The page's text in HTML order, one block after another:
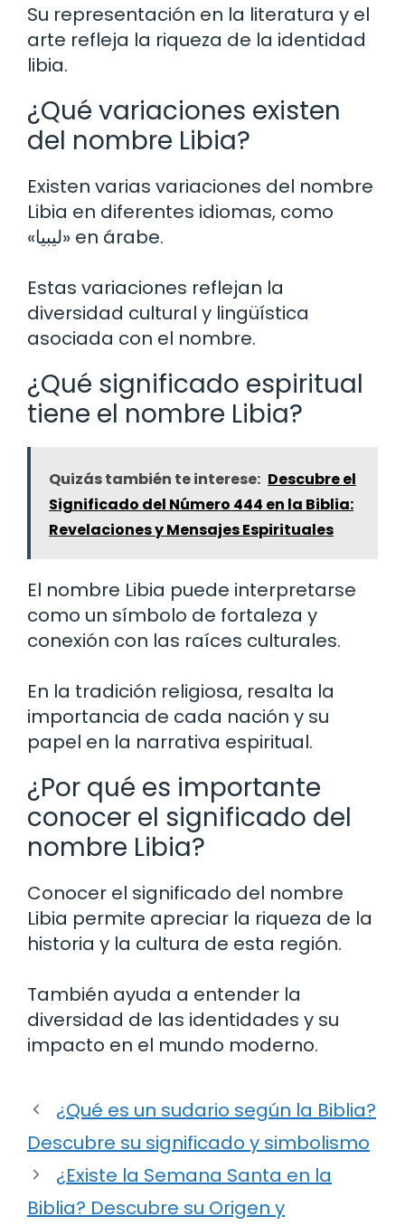
Su representación en la literatura y el
arte refleja la riqueza de la identidad
libia.
¿Qué variaciones existen
del nombre Libia?
Existen varias variaciones del nombre
Libia en diferentes idiomas, como
«ليبيا» en árabe.
Estas variaciones reflejan la
diversidad cultural y lingüística
asociada con el nombre.
¿Qué significado espiritual
tiene el nombre Libia?
Quizás también te interese: Descubre el
Significado del Número 444 en la Biblia:
Revelaciones y Mensajes Espirituales
El nombre Libia puede interpretarse
como un símbolo de fortaleza y
conexión con las raíces culturales.
En la tradición religiosa, resalta la
importancia de cada nación y su
papel en la narrativa espiritual.
¿Por qué es importante
conocer el significado del
nombre Libia?
Conocer el significado del nombre
Libia permite apreciar la riqueza de la
historia y la cultura de esta región.
También ayuda a entender la
diversidad de las identidades y su
impacto en el mundo moderno.
¿Qué es un sudario según la Biblia?
Descubre su significado y simbolismo
¿Existe la Semana Santa en la
Biblia? Descubre su Origen y